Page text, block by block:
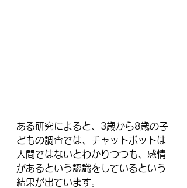
ある研究によると、3歳から8歳の子
どもの調査では、チャットボットは
人間ではないとわかりつつも、感情
があるという認識をしているという
結果が出ています。